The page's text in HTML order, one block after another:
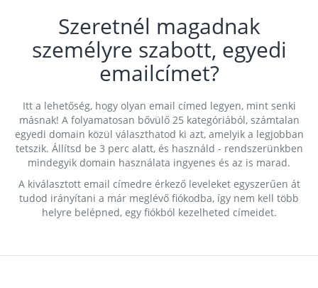
Szeretnél magadnak
személyre szabott, egyedi
emailcímet?
Itt a lehetőség, hogy olyan email címed legyen, mint senki
másnak! A folyamatosan bővülő 25 kategóriából, számtalan
egyedi domain közül választhatod ki azt, amelyik a legjobban
tetszik. Állítsd be 3 perc alatt, és használd - rendszerünkben
mindegyik domain használata ingyenes és az is marad.
A kiválasztott email címedre érkező leveleket egyszerűen át
tudod irányítani a már meglévő fiókodba, így nem kell több
helyre belépned, egy fiókból kezelheted címeidet.